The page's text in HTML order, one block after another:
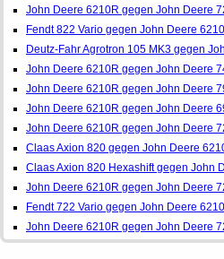
John Deere 6210R gegen John Deere
Fendt 822 Vario gegen John Deere
Deutz-Fahr Agrotron 105 MK3 gegen
John Deere 6210R gegen John Deere
John Deere 6210R gegen John Deere
John Deere 6210R gegen John Deere
John Deere 6210R gegen John Deere
Claas Axion 820 gegen John Deere
Claas Axion 820 Hexashift gegen John
John Deere 6210R gegen John Deere
Fendt 722 Vario gegen John Deere
John Deere 6210R gegen John Deere